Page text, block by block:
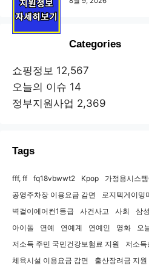
Categories
쇼핑정보 12,567
오늘의 이슈 14
정부지원사업 2,369
Tags
fff, ff fq18vbwwt2 Kpop 가정용시스
공영주차장 이용요금 감면
로지텍게이밍
벽걸이에어컨1등급
사건사고 사회 삼
아이돌
연예 연예계 연예인 영화 오
저소득 주민 국민건강보험료 지원
저소
체육시설 이용요금 감면
출산장려금 지원